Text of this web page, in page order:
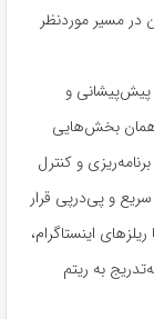
مسیر موردنظر
پیش‌پیشانی و
همان بخش‌هایی
و کنترل
و پی‌درپی قرار
اینستاگرام،
به ریتم